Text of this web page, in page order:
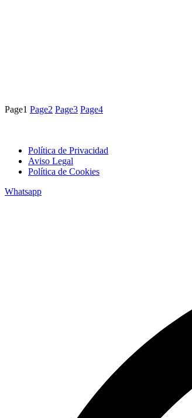
Page1 Page2 Page3 Page4
Política de Privacidad
Aviso Legal
Política de Cookies
Whatsapp